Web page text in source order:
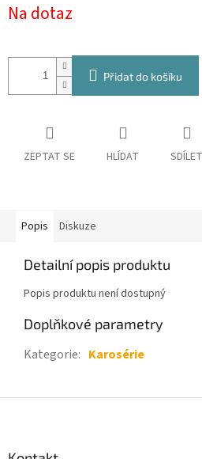
cena:
Na dotaz
Přidat do košíku
ZEPTAT SE HLÍDAT SDÍLET
Popis Diskuze
Detailní popis produktu
Popis produktu není dostupný
Doplňkové parametry
Kategorie: Karosérie